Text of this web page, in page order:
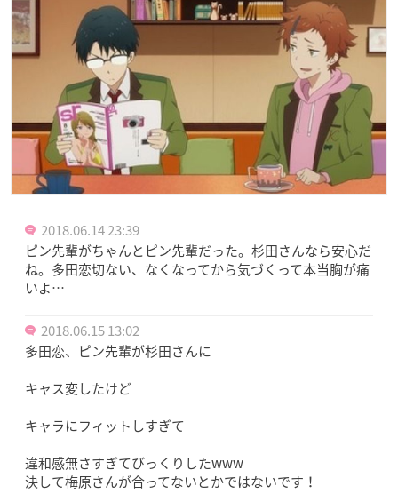
2018.06.14 23:39
ピン先輩がちゃんとピン先輩だった。杉田さんなら安心だ
ね。多田恋切ない、なくなってから気づくって本当胸が痛
いよ…
2018.06.15 13:02
多田恋、ピン先輩が杉田さんに
キャス変したけど
キャラにフィットしすぎて
違和感無さすぎてびっくりしたwww
決して梅原さんが合ってないとかではないです！